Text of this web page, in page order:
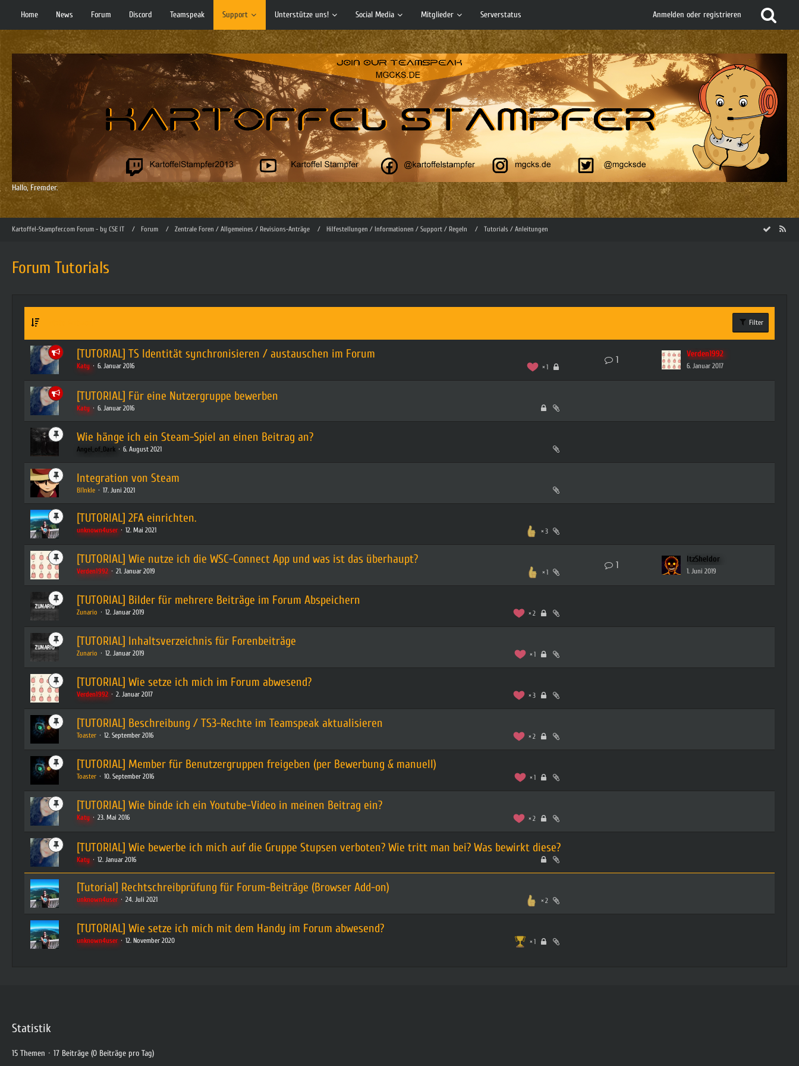
Home News Forum Discord Teamspeak Support Unterstütze uns! Social Media Mitglieder Serverstatus Anmelden oder registrieren
Hallo, Fremder.
Kartoffel-Stampfer.com Forum - by CSE IT Forum Zentrale Foren / Allgemeines / Revisions-Anträge Hilfestellungen / Informationen / Support / Regeln Tutorials / Anleitungen
Forum Tutorials
Filter
[TUTORIAL] TS Identität synchronisieren / austauschen im Forum
1
Katy 6. Januar 2016
1
Verden1992
6. Januar 2017
[TUTORIAL] Für eine Nutzergruppe bewerben
Katy 6. Januar 2016
Wie hänge ich ein Steam-Spiel an einen Beitrag an?
Angel_of_Dark 6. August 2021
Integration von Steam
Bl1nkle 17. Juni 2021
[TUTORIAL] 2FA einrichten.
3
unknown4user 12. Mai 2021
[TUTORIAL] Wie nutze ich die WSC-Connect App und was ist das überhaupt?
1
Verden1992 21. Januar 2019
1
ItzSheldor
1. Juni 2019
[TUTORIAL] Bilder für mehrere Beiträge im Forum Abspeichern
2
Zunario 12. Januar 2019
[TUTORIAL] Inhaltsverzeichnis für Forenbeiträge
1
Zunario 12. Januar 2019
[TUTORIAL] Wie setze ich mich im Forum abwesend?
3
Verden1992 2. Januar 2017
[TUTORIAL] Beschreibung / TS3-Rechte im Teamspeak aktualisieren
2
Toaster 12. September 2016
[TUTORIAL] Member für Benutzergruppen freigeben (per Bewerbung & manuell)
1
Toaster 10. September 2016
[TUTORIAL] Wie binde ich ein Youtube-Video in meinen Beitrag ein?
2
Katy 23. Mai 2016
[TUTORIAL] Wie bewerbe ich mich auf die Gruppe Stupsen verboten? Wie tritt man bei? Was bewirkt diese?
Katy 12. Januar 2016
[Tutorial] Rechtschreibprüfung für Forum-Beiträge (Browser Add-on)
2
unknown4user 24. Juli 2021
[TUTORIAL] Wie setze ich mich mit dem Handy im Forum abwesend?
1
unknown4user 12. November 2020
Statistik
15 Themen 17 Beiträge (0 Beiträge pro Tag)